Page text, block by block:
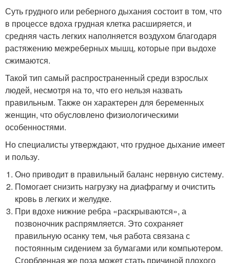
Суть грудного или реберного дыхания состоит в том, что
в процессе вдоха грудная клетка расширяется, и
средняя часть легких наполняется воздухом благодаря
растяжению межреберных мышц, которые при выдохе
сжимаются.
Такой тип самый распространенный среди взрослых
людей, несмотря на то, что его нельзя назвать
правильным. Также он характерен для беременных
женщин, что обусловлено физиологическими
особенностями.
Но специалисты утверждают, что грудное дыхание имеет
и пользу.
Оно приводит в правильный баланс нервную систему.
Помогает снизить нагрузку на диафрагму и очистить
кровь в легких и желудке.
При вдохе нижние ребра «раскрываются», а
позвоночник распрямляется. Это сохраняет
правильную осанку тем, чья работа связана с
постоянным сидением за бумагами или компьютером.
Сгорбленная же поза может стать причиной плохого